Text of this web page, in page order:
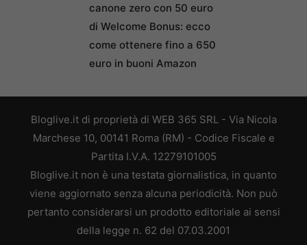
canone zero con 50 euro
di Welcome Bonus: ecco
come ottenere fino a 650
euro in buoni Amazon
Bloglive.it di proprietà di WEB 365 SRL - Via Nicola
Marchese 10, 00141 Roma (RM) - Codice Fiscale e
Partita I.V.A. 12279101005
Bloglive.it non è una testata giornalistica, in quanto
viene aggiornato senza alcuna periodicità. Non può
pertanto considerarsi un prodotto editoriale ai sensi
della legge n. 62 del 07.03.2001